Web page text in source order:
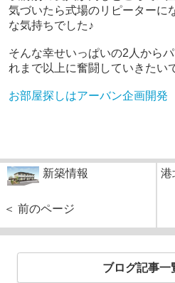
気づいたら式場のリピーターに
な気持ちでした♪
そんな幸せいっぱいの2人から
れまで以上に奮闘していきたい
お部屋探しはアーバン企画開
新築情報
＜ 前のページ
港
ブログ記事一